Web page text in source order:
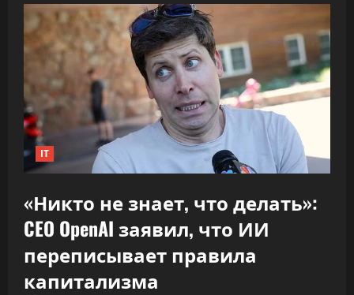
что
вклад
компаний-
резидентов
в
экономику
«подошёл
30%»
IT
«Никто не знает, что делать»:
CEO OpenAI заявил, что ИИ
переписывает правила
капитализма